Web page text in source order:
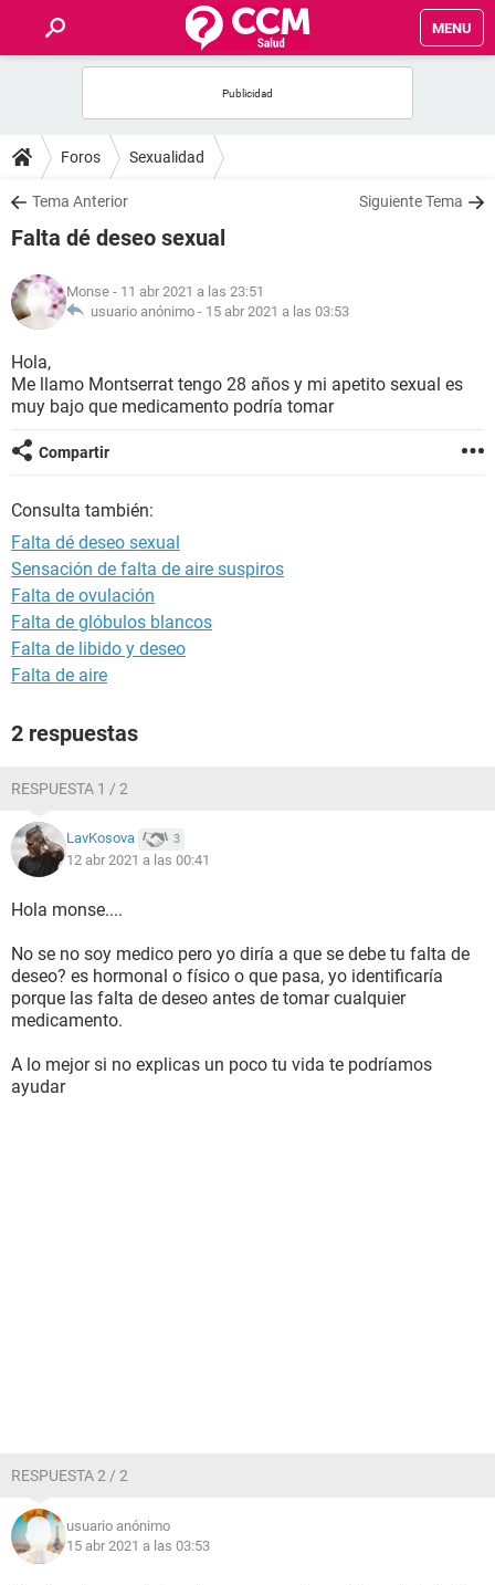
MENU
FOROS
SALUD
NUTRICIÓN
BIENESTAR
Foros Sexualidad
Tema Anterior Siguiente Tema
Falta dé deseo sexual
Monse - 11 abr 2021 a las 23:51
usuario anónimo - 15 abr 2021 a las 03:53
Hola,
Me llamo Montserrat tengo 28 años y mi apetito sexual es
muy bajo que medicamento podría tomar
Compartir
Consulta también:
Falta dé deseo sexual
Sensación de falta de aire suspiros
Falta de ovulación
Falta de glóbulos blancos
Falta de libido y deseo
Falta de aire
2 respuestas
RESPUESTA 1 / 2
LavKosova 3
12 abr 2021 a las 00:41
Hola monse....
No se no soy medico pero yo diría a que se debe tu falta de
deseo? es hormonal o físico o que pasa, yo identificaría
porque las falta de deseo antes de tomar cualquier
medicamento.
A lo mejor si no explicas un poco tu vida te podríamos
ayudar
RESPUESTA 2 / 2
usuario anónimo
15 abr 2021 a las 03:53